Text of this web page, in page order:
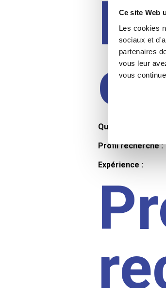
Ce site Web
Les cookies
sociaux et
partenaires
vous leur
vous
Qualifications et
Profil recherché :
Expérience :